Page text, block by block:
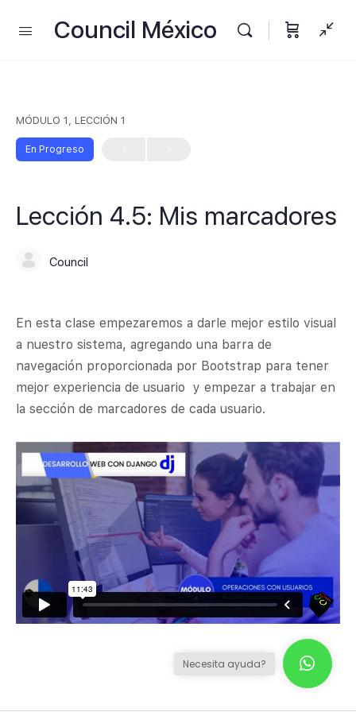
Council México
MÓDULO 1, LECCIÓN 1
En Progreso
Lección 4.5: Mis marcadores
Council
En esta clase empezaremos a darle mejor estilo visual
a nuestro sistema, agregando una barra de
navegación proporcionada por Bootstrap para tener
mejor experiencia de usuario y empezar a trabajar en
la sección de marcadores de cada usuario.
Necesita ayuda?